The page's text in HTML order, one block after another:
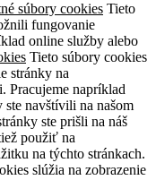
súbory cookies Tieto
fungovanie
online služby alebo
Tieto súbory cookies
stránky na
Pracujeme napríklad
navštívili na našom
ste prišli na náš
použiť na
na týchto stránkach.
slúžia na zobrazenie